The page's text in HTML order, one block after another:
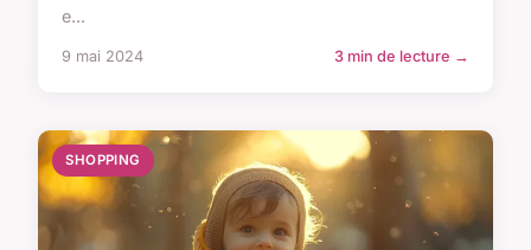
e...
9 mai 2024 3 min de lecture →
SHOPPING